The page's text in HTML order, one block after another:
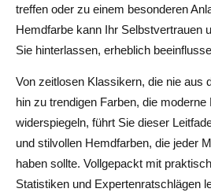
treffen oder zu einem besonderen
Hemdfarbe kann Ihr Selbstvertrauen
Sie hinterlassen, erheblich
Von zeitlosen Klassikern, die nie aus
hin zu trendigen Farben, die moderne
widerspiegeln, führt Sie dieser
und stilvollen Hemdfarben, die jeder
haben sollte. Vollgepackt mit
Statistiken und Expertenratschlägen